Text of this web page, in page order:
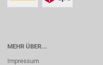
MEHR ÜBER...
Impressum